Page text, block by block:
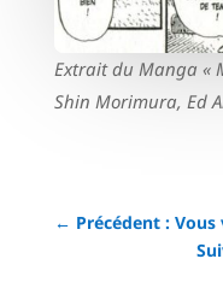
Extrait du Manga «
Shin Morimura, Ed
← Précédent :